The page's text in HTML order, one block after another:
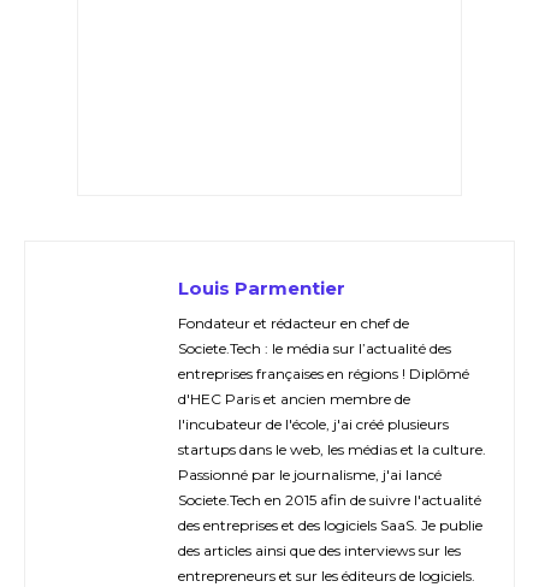
Louis Parmentier
Fondateur et rédacteur en chef de
Societe.Tech : le média sur l’actualité des
entreprises françaises en régions ! Diplômé
d'HEC Paris et ancien membre de
l'incubateur de l'école, j'ai créé plusieurs
startups dans le web, les médias et la culture.
Passionné par le journalisme, j'ai lancé
Societe.Tech en 2015 afin de suivre l'actualité
des entreprises et des logiciels SaaS. Je publie
des articles ainsi que des interviews sur les
entrepreneurs et sur les éditeurs de logiciels.